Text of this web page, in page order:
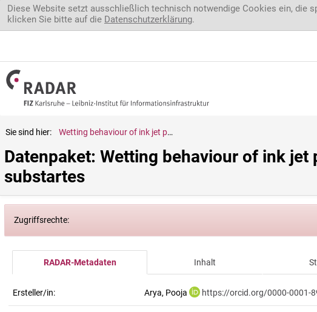
Direkt zum Inhalt
Diese Website setzt ausschließlich technisch notwendige Cookies ein, die
klicken Sie bitte auf die Datenschutzerklärung.
Sie sind hier: Wetting behaviour of ink jet printed electronic inks on patterned substartes
Datenpaket: Wetting behaviour of ink
substartes
Zugriffsrechte:
RADAR-Metadaten Inhalt
Ersteller/in: Arya, Pooja https://orcid.org/0000-0001-